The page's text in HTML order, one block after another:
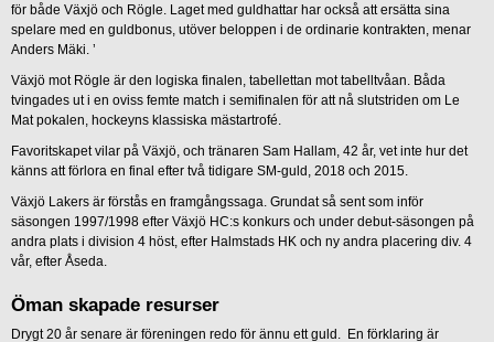
för både Växjö och Rögle. Laget med guldhattar har också att ersätta sina
spelare med en guldbonus, utöver beloppen i de ordinarie kontrakten, menar
Anders Mäki. ’
Växjö mot Rögle är den logiska finalen, tabellettan mot tabelltvåan. Båda
tvingades ut i en oviss femte match i semifinalen för att nå slutstriden om Le
Mat pokalen, hockeyns klassiska mästartrofé.
Favoritskapet vilar på Växjö, och tränaren Sam Hallam, 42 år, vet inte hur det
känns att förlora en final efter två tidigare SM-guld, 2018 och 2015.
Växjö Lakers är förstås en framgångssaga. Grundat så sent som inför
säsongen 1997/1998 efter Växjö HC:s konkurs och under debut-säsongen på
andra plats i division 4 höst, efter Halmstads HK och ny andra placering div. 4
vår, efter Åseda.
Öman skapade resurser
Drygt 20 år senare är föreningen redo för ännu ett guld. En förklaring är